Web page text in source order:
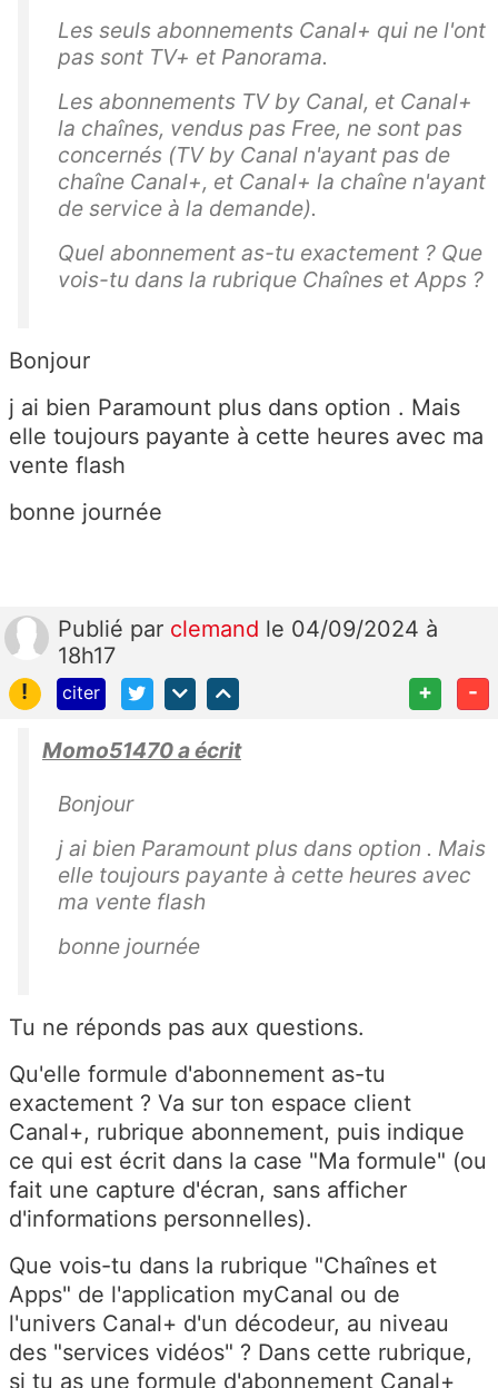
Les seuls abonnements Canal+ qui ne l'ont
pas sont TV+ et Panorama.
Les abonnements TV by Canal, et Canal+
la chaînes, vendus pas Free, ne sont pas
concernés (TV by Canal n'ayant pas de
chaîne Canal+, et Canal+ la chaîne n'ayant
de service à la demande).
Quel abonnement as-tu exactement ? Que
vois-tu dans la rubrique Chaînes et Apps ?
Bonjour
j ai bien Paramount plus dans option . Mais
elle toujours payante à cette heures avec ma
vente flash
bonne journée
Publié par clemand le 04/09/2024 à
18h17
!
citer + -
Momo51470 a écrit
Bonjour
j ai bien Paramount plus dans option . Mais
elle toujours payante à cette heures avec
ma vente flash
bonne journée
Tu ne réponds pas aux questions.
Qu'elle formule d'abonnement as-tu
exactement ? Va sur ton espace client
Canal+, rubrique abonnement, puis indique
ce qui est écrit dans la case "Ma formule" (ou
fait une capture d'écran, sans afficher
d'informations personnelles).
Que vois-tu dans la rubrique "Chaînes et
Apps" de l'application myCanal ou de
l'univers Canal+ d'un décodeur, au niveau
des "services vidéos" ? Dans cette rubrique,
si tu as une formule d'abonnement Canal+